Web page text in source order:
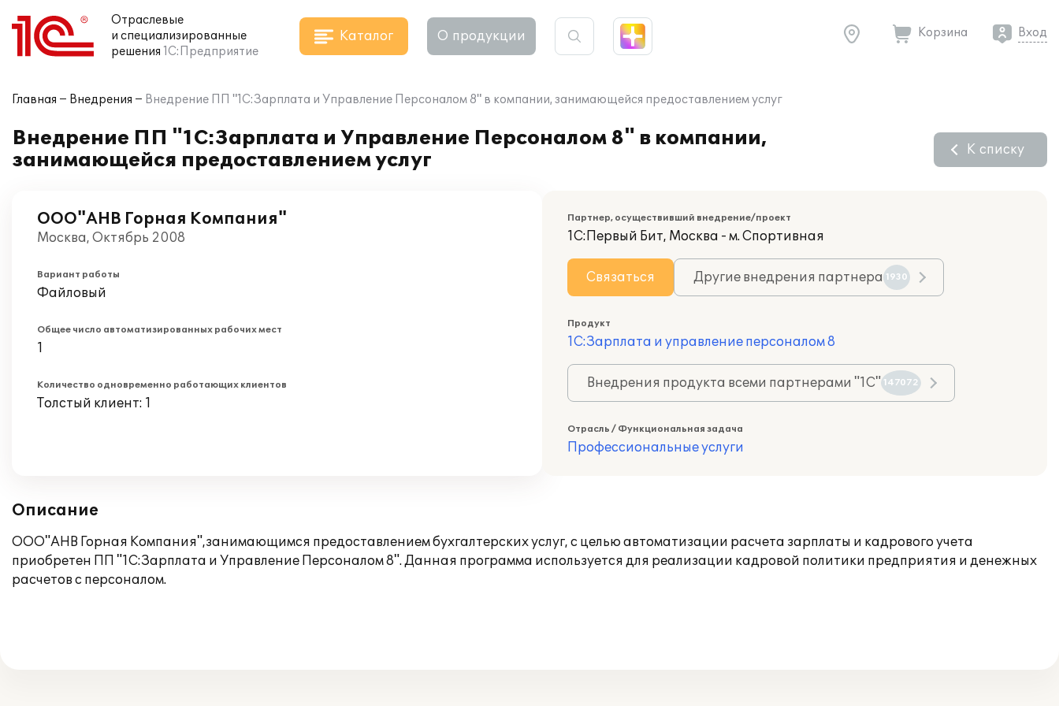
Отраслевые
и специализированные
решения 1С:Предприятие
Каталог О продукции Корзина Вход
Главная Внедрения Внедрение ПП "1С:Зарплата и Управление Персоналом 8" в компании, занимающейся предоставлением услуг
Внедрение ПП "1С:Зарплата и Управление Персоналом 8" в компании,
занимающейся предоставлением услуг
К списку
ООО"АНВ Горная Компания"
Москва, Октябрь 2008
Вариант работы
Файловый
Общее число автоматизированных рабочих мест
1
Количество одновременно работающих клиентов
Толстый клиент: 1
Партнер, осуществивший внедрение/проект
1С:Первый Бит, Москва - м. Спортивная
Связаться Другие внедрения партнера 1930
Продукт
1С:Зарплата и управление персоналом 8
Внедрения продукта всеми партнерами "1С" 147072
Отрасль / Функциональная задача
Профессиональные услуги
Описание
ООО"АНВ Горная Компания",занимающимся предоставлением бухгалтерских услуг, с целью автоматизации расчета зарплаты и кадрового учета
приобретен ПП "1С:Зарплата и Управление Персоналом 8". Данная программа используется для реализации кадровой политики предприятия и денежных
расчетов с персоналом.